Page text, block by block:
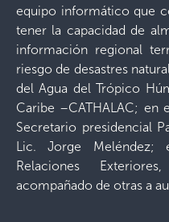
equipo informático que
tener la capacidad de
información regional
riesgo de desastres
del Agua del Trópico
Caribe –CATHALAC; en
Secretario presidencial
Lic. Jorge
Relaciones
acompañado de otras a